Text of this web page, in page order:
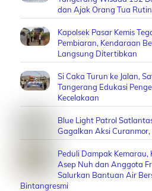
dan Ajak Orang Tua
Kapolsek Pasar Kemis
Pembiaran, Kendaraan
Langsung Ditertibkan
Si Caka Turun ke Jalan,
Tangerang Edukasi
Kecelakaan
Blue Light Patrol
Gagalkan Aksi
Peduli Dampak Kemarau,
Asep Nuh dan Anggota
Salurkan Bantuan Air
Bintangresmi